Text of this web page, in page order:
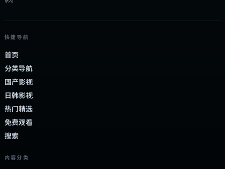
快捷导航
首页
分类导航
国产影视
日韩影视
热门精选
免费观看
搜索
内容分类